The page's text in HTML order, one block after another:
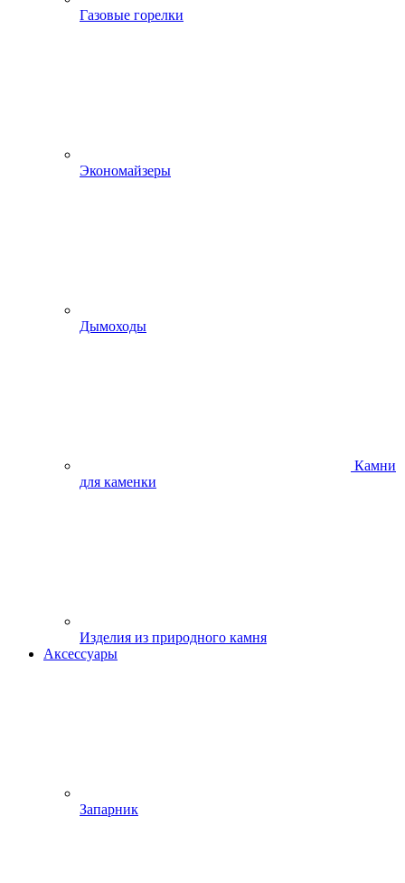
Газовые горелки
Экономайзеры
Дымоходы
Камни
для каменки
Изделия из природного камня
Аксессуары
Запарник